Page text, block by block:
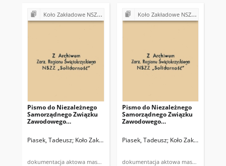
Koło Zakładowe NSZZ "Solidarność" przy Urzędzie Miasta i Gminy w Miechowie
Pismo do Niezależnego
Samorządnego Związku
Zawodowego
kartami wzoru podpisów
Piasek, Tadeusz Koło Zakładowe NSZZ "Solidarność" przy Urzędzie
dokumentacja aktowa maszynopis
Koło Zakładowe NSZZ "Solidarność" przy Urzędzie Miasta i Gminy w Miechowie
Pismo do Niezależnego
Samorządnego Związku
Zawodowego
preliminarzem
Piasek, Tadeusz Koło Zakładowe
dokumentacja aktowa maszynopis